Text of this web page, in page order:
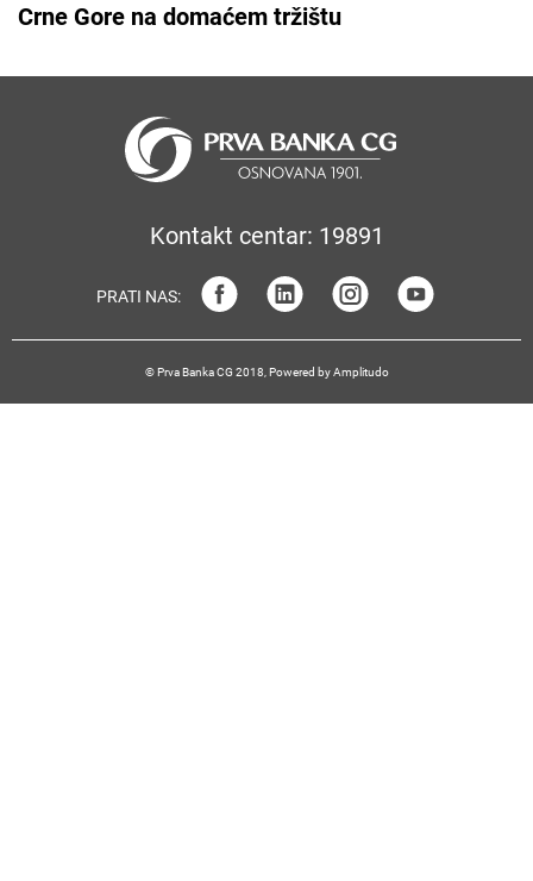
Crne Gore na domaćem tržištu
Kontakt centar: 19891
PRATI NAS:
© Prva Banka CG 2018, Powered byAmplitudo